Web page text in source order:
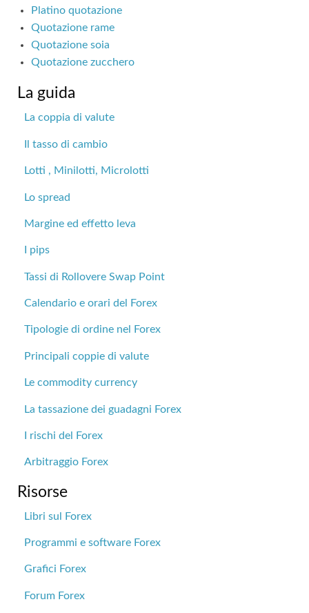
Platino quotazione
Quotazione rame
Quotazione soia
Quotazione zucchero
La guida
La coppia di valute
Il tasso di cambio
Lotti , Minilotti, Microlotti
Lo spread
Margine ed effetto leva
I pips
Tassi di Rollovere Swap Point
Calendario e orari del Forex
Tipologie di ordine nel Forex
Principali coppie di valute
Le commodity currency
La tassazione dei guadagni Forex
I rischi del Forex
Arbitraggio Forex
Risorse
Libri sul Forex
Programmi e software Forex
Grafici Forex
Forum Forex